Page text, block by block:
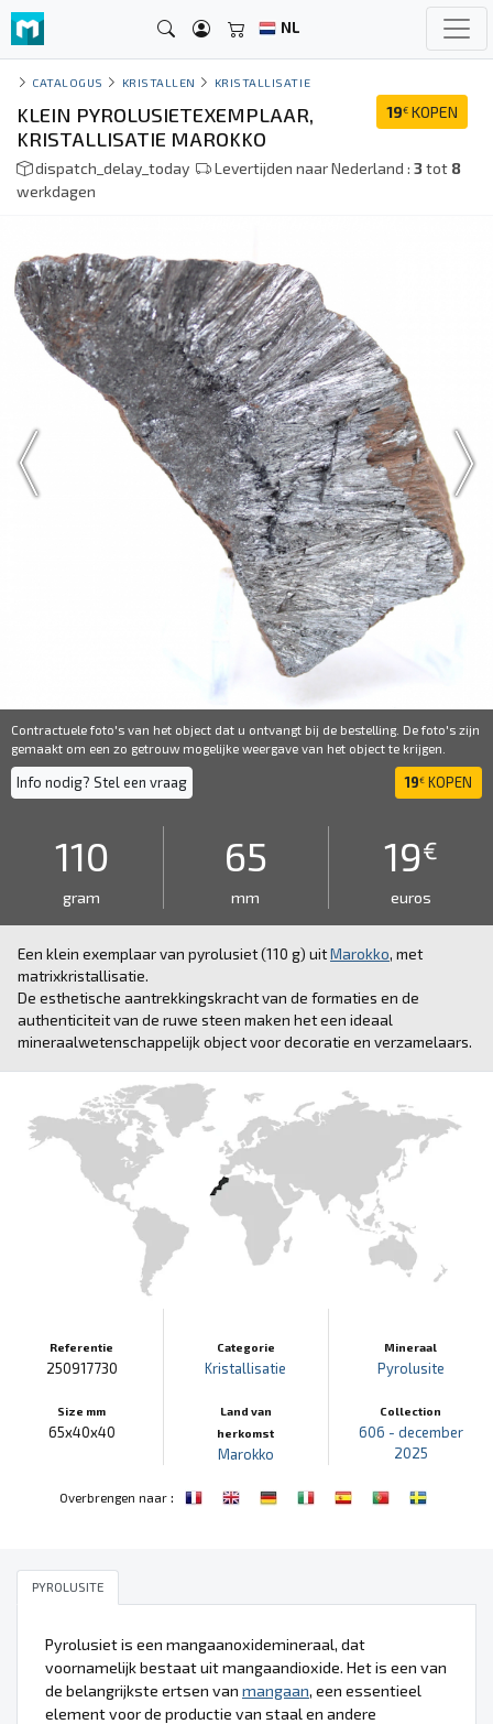
NL
CATALOGUS KRISTALLEN KRISTALLISATIE
19€ KOPEN
KLEIN PYROLUSIETEXEMPLAAR,
KRISTALLISATIE MAROKKO
dispatch_delay_today Levertijden naar Nederland : 3tot 8
werkdagen
Contractuele foto's van het object dat u ontvangt bij de bestelling. De foto's zijn
gemaakt om een ​​zo getrouw mogelijke weergave van het object te krijgen.
Info nodig? Stel een vraag 19€ KOPEN
110
gram
65
mm
19€
euros
Een klein exemplaar van pyrolusiet (110 g) uitMarokko, met
matrixkristallisatie.
De esthetische aantrekkingskracht van de formaties en de
authenticiteit van de ruwe steen maken het een ideaal
mineraalwetenschappelijk object voor decoratie en verzamelaars.
Referentie
250917730
Size mm
65x40x40
Categorie
Kristallisatie
Land van
herkomst
Marokko
Mineraal
Pyrolusite
Collection
606 - december
2025
Overbrengen naar:
PYROLUSITE
Pyrolusiet is een mangaanoxidemineraal, dat
voornamelijk bestaat uit mangaandioxide. Het is een van
de belangrijkste ertsen van mangaan, een essentieel
element voor de productie van staal en andere